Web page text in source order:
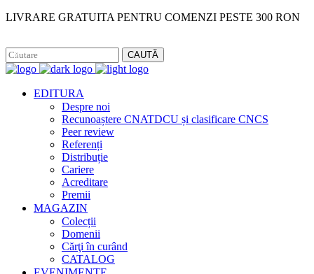
LIVRARE GRATUITA PENTRU COMENZI PESTE 300 RON
CAUTĂ
EDITURA
Despre noi
Recunoaștere CNATDCU și clasificare CNCS
Peer review
Referenți
Distribuție
Cariere
Acreditare
Premii
MAGAZIN
Colecții
Domenii
Cărţi în curând
CATALOG